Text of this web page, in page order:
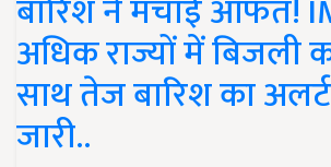
बारिश ने मचाई आफत!
अधिक राज्यों में
साथ तेज बारिश का
जारी..